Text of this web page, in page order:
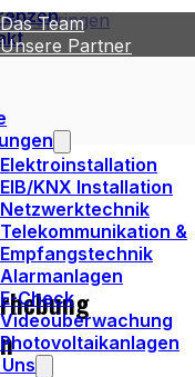
springen
Das Team
Unsere Partner
Elektroinstallation
EIB/KNX Installation
Netzwerktechnik
Telekommunikation &
Empfangstechnik
Alarmanlagen
E-Check
Videoüberwachung
Photovoltaikanlagen